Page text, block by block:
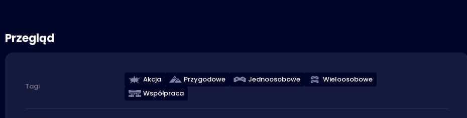
Przegląd
Tagi
Akcja Przygodowe Jednoosobowe
Wieloosobowe
Współpraca